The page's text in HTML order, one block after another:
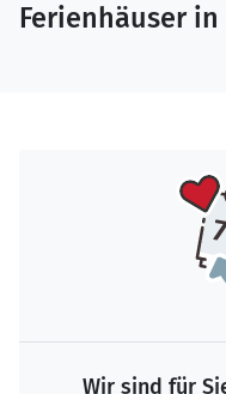
Ferienhäuser
Wir sind für